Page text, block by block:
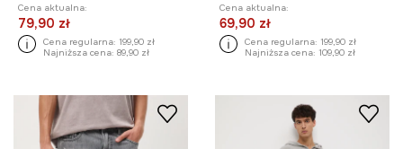
Cena aktualna:
79,90 zł
Cena regularna: 199,90 zł
Najniższa cena: 89,90 zł
Cena aktualna:
69,90 zł
Cena regularna: 199,90 zł
Najniższa cena: 109,90 zł